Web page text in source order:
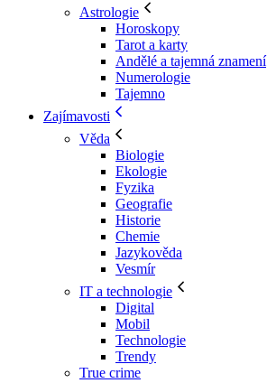
Astrologie
Horoskopy
Tarot a karty
Andělé a tajemná znamení
Numerologie
Tajemno
Zajímavosti
Věda
Biologie
Ekologie
Fyzika
Geografie
Historie
Chemie
Jazykověda
Vesmír
IT a technologie
Digital
Mobil
Technologie
Trendy
True crime